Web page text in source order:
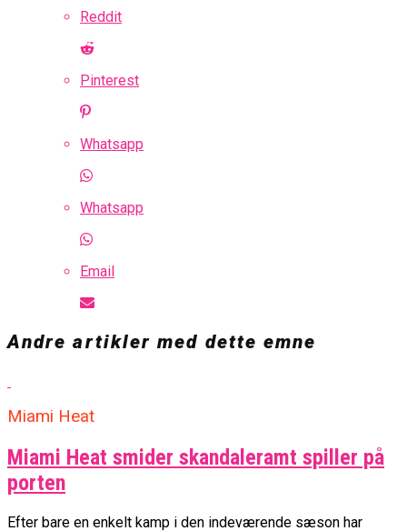
Reddit
Pinterest
Whatsapp
Whatsapp
Email
Andre artikler med dette emne
Miami Heat
Miami Heat smider skandaleramt spiller på
porten
Efter bare en enkelt kamp i den indeværende sæson har